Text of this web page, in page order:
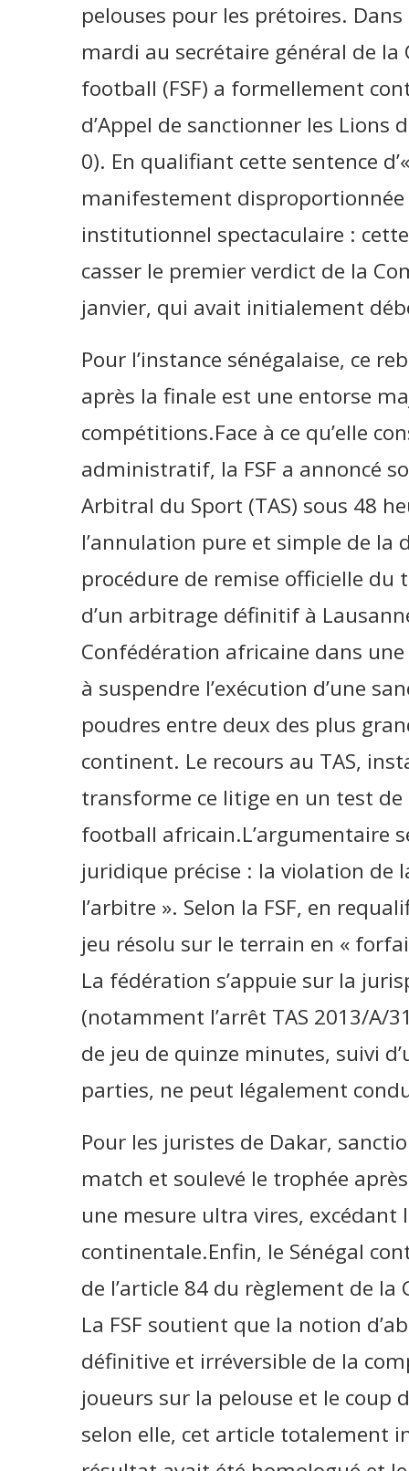
pelouses pour les prétoires.
mardi au secrétaire général de la
football (FSF) a formellement
d’Appel de sanctionner les Lions
0). En qualifiant cette sentence
manifestement
institutionnel spectaculaire :
casser le premier verdict de la
janvier, qui avait initialement
Pour l’instance sénégalaise, ce
après la finale est une entorse
compétitions.Face à ce qu’elle
administratif, la FSF a annoncé
Arbitral du Sport (TAS) sous 48
l’annulation pure et simple de la
procédure de remise officielle du
d’un arbitrage définitif à
Confédération africaine dans
à suspendre l’exécution d’une
poudres entre deux des plus
continent. Le recours au TAS,
transforme ce litige en un test
football africain.L’argumentaire
juridique précise : la violation de
l’arbitre ». Selon la FSF, en
jeu résolu sur le terrain en «
La fédération s’appuie sur la
(notamment l’arrêt TAS 2013/A/
de jeu de quinze minutes, suivi
parties, ne peut légalement
Pour les juristes de Dakar,
match et soulevé le trophée
une mesure ultra vires, excédant
continentale.Enfin, le Sénégal
de l’article 84 du règlement de la
La FSF soutient que la notion
définitive et irréversible de la
joueurs sur la pelouse et le coup
selon elle, cet article totalement